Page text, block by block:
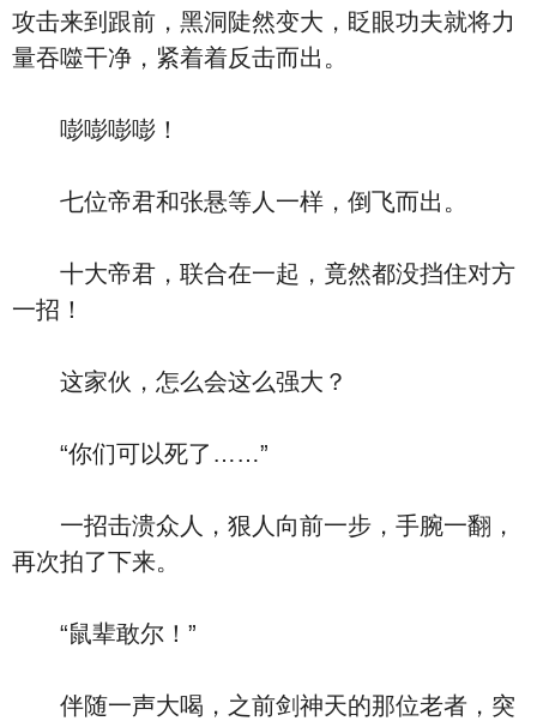
攻击来到跟前，黑洞陡然变大，眨眼功夫就将力
量吞噬干净，紧着着反击而出。
嘭嘭嘭嘭！
七位帝君和张悬等人一样，倒飞而出。
十大帝君，联合在一起，竟然都没挡住对方
一招！
这家伙，怎么会这么强大？
“你们可以死了……”
一招击溃众人，狠人向前一步，手腕一翻，
再次拍了下来。
“鼠辈敢尔！”
伴随一声大喝，之前剑神天的那位老者，突